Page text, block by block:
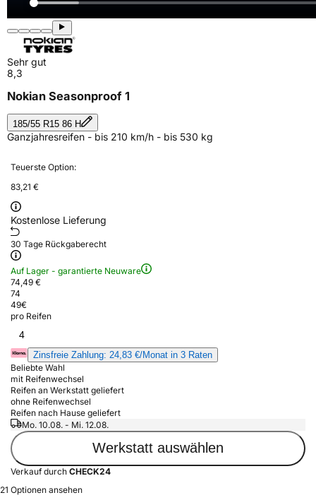
Sehr gut
8,3
Nokian Seasonproof 1
185/55 R15 86 H
Ganzjahresreifen - bis 210 km/h - bis 530 kg
Teuerste Option:
83,21 €
Kostenlose Lieferung
30 Tage Rückgaberecht
Auf Lager - garantierte Neuware
74,49 €
74
49€
pro Reifen
4
Zinsfreie Zahlung: 24,83 €/Monat in 3 Raten
Beliebte Wahl
mit Reifenwechsel
Reifen an Werkstatt geliefert
ohne Reifenwechsel
Reifen nach Hause geliefert
Mo. 10.08. - Mi. 12.08.
Werkstatt auswählen
Verkauf durch CHECK24
21 Optionen ansehen